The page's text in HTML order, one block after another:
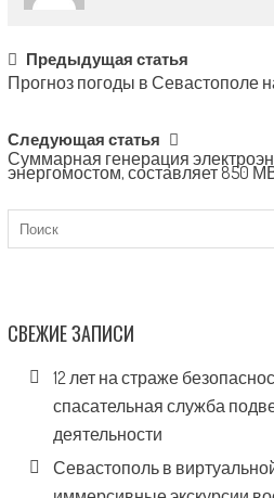
Post
navigation
Предыдущая статья
Прогноз погоды в Севастополе
Следующая статья
Суммарная генерация
энергомостом, составляет 850
СВЕЖИЕ ЗАПИСИ
12 лет на страже
спасательная служба
деятельности
Севастополь в